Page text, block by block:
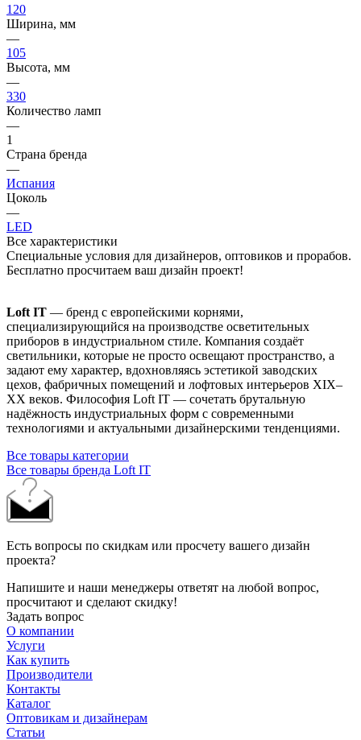
120
Ширина, мм
—
105
Высота, мм
—
330
Количество ламп
—
1
Страна бренда
—
Испания
Цоколь
—
LED
Все характеристики
Специальные условия для дизайнеров, оптовиков и прорабов.
Бесплатно просчитаем ваш дизайн проект!
Loft IT — бренд с европейскими корнями,
специализирующийся на производстве осветительных
приборов в индустриальном стиле. Компания создаёт
светильники, которые не просто освещают пространство, а
задают ему характер, вдохновляясь эстетикой заводских
цехов, фабричных помещений и лофтовых интерьеров XIX–
XX веков. Философия Loft IT — сочетать брутальную
надёжность индустриальных форм с современными
технологиями и актуальными дизайнерскими тенденциями.
Все товары категории
Все товары бренда Loft IT
Есть вопросы по скидкам или просчету вашего дизайн
проекта?
Напишите и наши менеджеры ответят на любой вопрос,
просчитают и сделают скидку!
Задать вопрос
О компании
Услуги
Как купить
Производители
Контакты
Каталог
Оптовикам и дизайнерам
Статьи